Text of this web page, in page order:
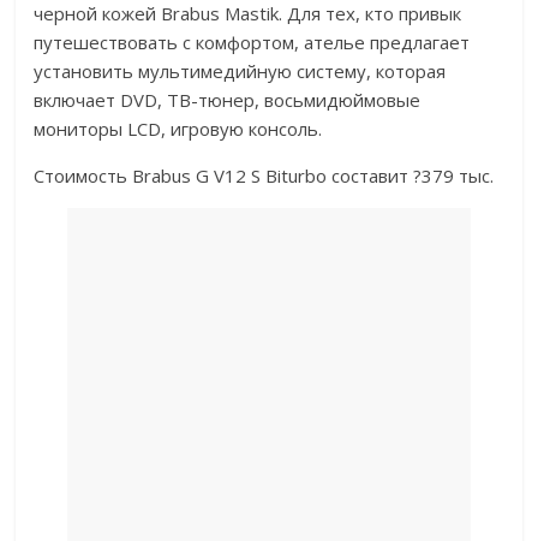
черной кожей Brabus Mastik. Для тех, кто привык
путешествовать с комфортом, ателье предлагает
установить мультимедийную систему, которая
включает DVD, ТВ-тюнер, восьмидюймовые
мониторы LCD, игровую консоль.
Стоимость Brabus G V12 S Biturbo составит ?379 тыс.